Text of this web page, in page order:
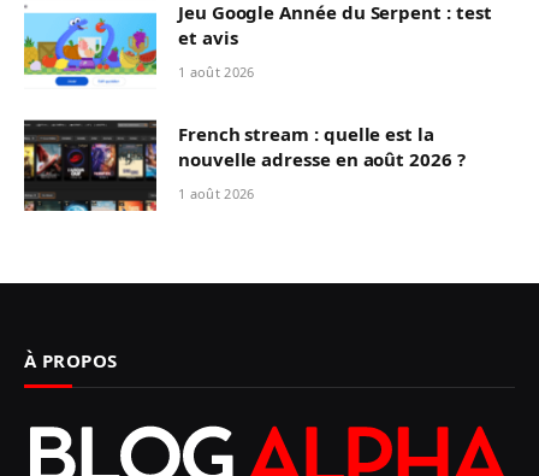
Jeu Google Année du Serpent : test
et avis
1 août 2026
French stream : quelle est la
nouvelle adresse en août 2026 ?
1 août 2026
À PROPOS